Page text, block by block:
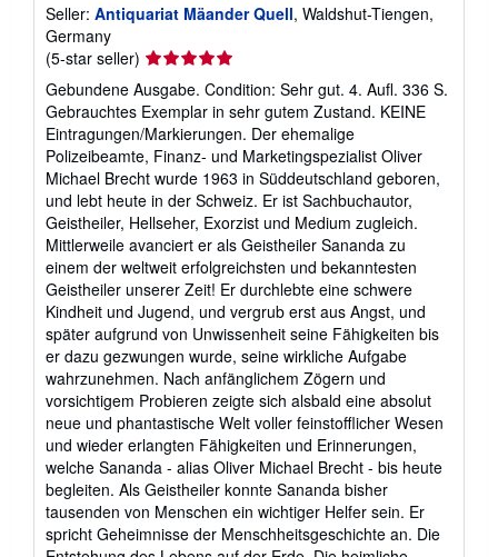
Seller: Antiquariat Mäander Quell, Waldshut-Tiengen,
Germany
(5-star seller) Seller
rating
5
out
of
5
stars
Gebundene Ausgabe. Condition: Sehr gut. 4. Aufl. 336 S.
Gebrauchtes Exemplar in sehr gutem Zustand. KEINE
Eintragungen/Markierungen. Der ehemalige
Polizeibeamte, Finanz- und Marketingspezialist Oliver
Michael Brecht wurde 1963 in Süddeutschland geboren,
und lebt heute in der Schweiz. Er ist Sachbuchautor,
Geistheiler, Hellseher, Exorzist und Medium zugleich.
Mittlerweile avanciert er als Geistheiler Sananda zu
einem der weltweit erfolgreichsten und bekanntesten
Geistheiler unserer Zeit! Er durchlebte eine schwere
Kindheit und Jugend, und vergrub erst aus Angst, und
später aufgrund von Unwissenheit seine Fähigkeiten bis
er dazu gezwungen wurde, seine wirkliche Aufgabe
wahrzunehmen. Nach anfänglichem Zögern und
vorsichtigem Probieren zeigte sich alsbald eine absolut
neue und phantastische Welt voller feinstofflicher Wesen
und wieder erlangten Fähigkeiten und Erinnerungen,
welche Sananda - alias Oliver Michael Brecht - bis heute
begleiten. Als Geistheiler konnte Sananda bisher
tausenden von Menschen ein wichtiger Helfer sein. Er
spricht Geheimnisse der Menschheitsgeschichte an. Die